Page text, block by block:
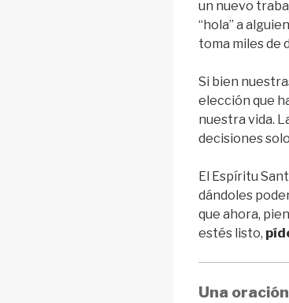
un nuevo
“hola” a
toma miles de
Si bien
elección que
nuestra vida.
decisiones
El Espíritu
dándoles
que ahora,
estés listo,
Una